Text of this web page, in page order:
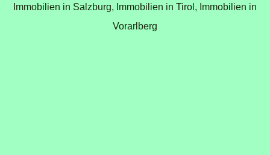
Immobilien in Salzburg, Immobilien in Tirol, Immobilien in
Vorarlberg